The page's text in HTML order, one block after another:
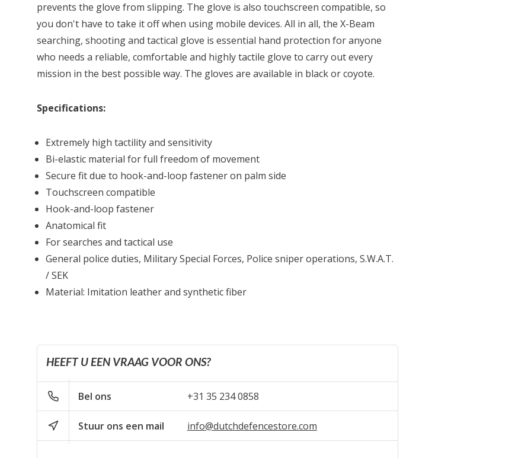
prevents the glove from slipping. The glove is also touchscreen compatible, so
you don't have to take it off when using mobile devices. All in all, the X-Beam
searching, shooting and tactical glove is essential hand protection for anyone
who needs a reliable, comfortable and highly tactile glove to carry out every
mission in the best possible way. The gloves are available in black or coyote.
Specifications:
Extremely high tactility and sensitivity
Bi-elastic material for full freedom of movement
Secure fit due to hook-and-loop fastener on palm side
Touchscreen compatible
Hook-and-loop fastener
Anatomical fit
For searches and tactical use
General police duties, Military Special Forces, Police sniper operations, S.W.A.T.
/ SEK
Material: Imitation leather and synthetic fiber
HEEFT U EEN VRAAG VOOR ONS?
Bel ons +31 35 234 0858
Stuur ons een mail info@dutchdefencestore.com